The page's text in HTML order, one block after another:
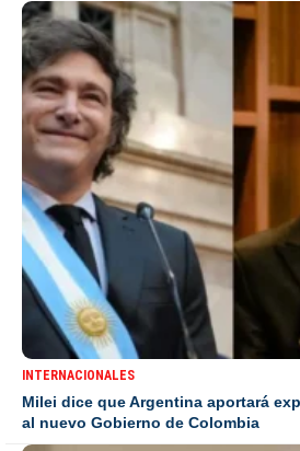
INTERNACIONALES
Milei dice que Argentina aportará
al nuevo Gobierno de Colombia